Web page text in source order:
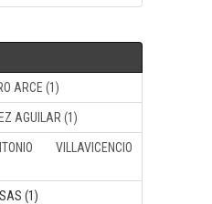
ARCE (1)
AGUILAR (1)
VILLAVICENCIO
(1)